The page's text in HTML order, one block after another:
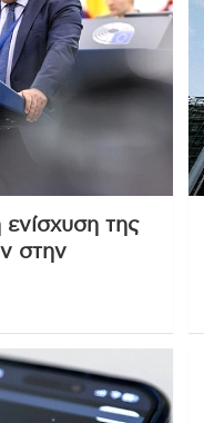
της
στην